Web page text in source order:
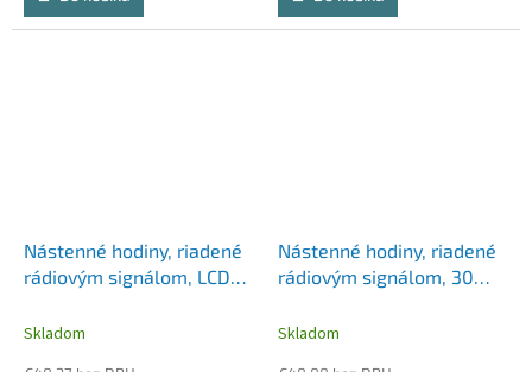
Nástenné hodiny, riadené
rádiovým signálom, LCD
"Horlcdneo", strieborné
Skladom
Nástenné hodiny, riadené
rádiovým signálom, 30
čierna
Skladom